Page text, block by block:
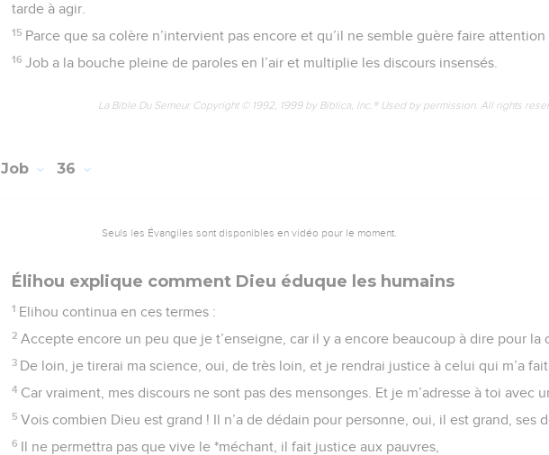
tarde à agir.
15 Parce que sa colère n’intervient pas encore et qu’il ne semble guère faire attention
16 Job a la bouche pleine de paroles en l’air et multiplie les discours insensés.
La Bible Du Semeur Copyright © 1992, 1999 by Biblica, Inc.® Used by permission. All rights
Job 36
Seuls les Évangiles sont disponibles en vidéo pour le moment.
Élihou explique comment Dieu éduque les humains
1 Elihou continua en ces termes :
2 Accepte encore un peu que je t’enseigne, car il y a encore beaucoup à dire pour la
3 De loin, je tirerai ma science, oui, de très loin, et je rendrai justice à celui qui m’a fait.
4 Car vraiment, mes discours ne sont pas des mensonges. Et je m’adresse à toi avec
5 Vois combien Dieu est grand ! Il n’a de dédain pour personne, oui, il est grand, ses
6 Il ne permettra pas que vive le *méchant, il fait justice aux pauvres,